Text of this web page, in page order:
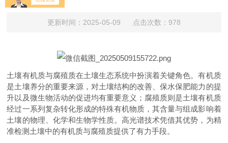
更新时间：2025-05-09 点击次数：978
土壤有机质与腐殖质在土壤生态系统中扮演着关键角色。有机质
是土壤养分的重要来源，对土壤结构的改善、保水保肥能力的提
升以及微生物活动的促进均有重要意义；腐殖质则是土壤有机质
经过一系列复杂转化形成的特殊有机物质，其含量与组成影响着
土壤的物理、化学和生物学性质。高光谱技术凭借其优势，为精
准检测土壤中的有机质与腐殖质提供了有力手段。